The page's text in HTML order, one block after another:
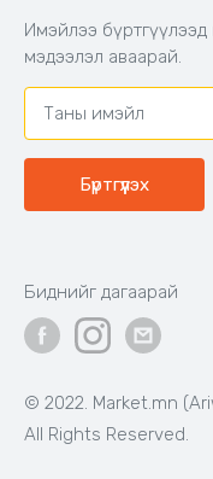
Хамтран ажиллах
Холбоо барих
Имэйлээ
мэдээлэл аваарай.
Бүртгүүлэх
© 2022. Market.mn
All Rights Reserved.
Биднийг дагаарай